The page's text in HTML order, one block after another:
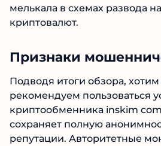
мелькала в схемах развода
криптовалют.
Признаки
Подводя итоги обзора,
рекомендуем пользоваться
криптообменника inskim
сохраняет полную
репутации. Авторитетные